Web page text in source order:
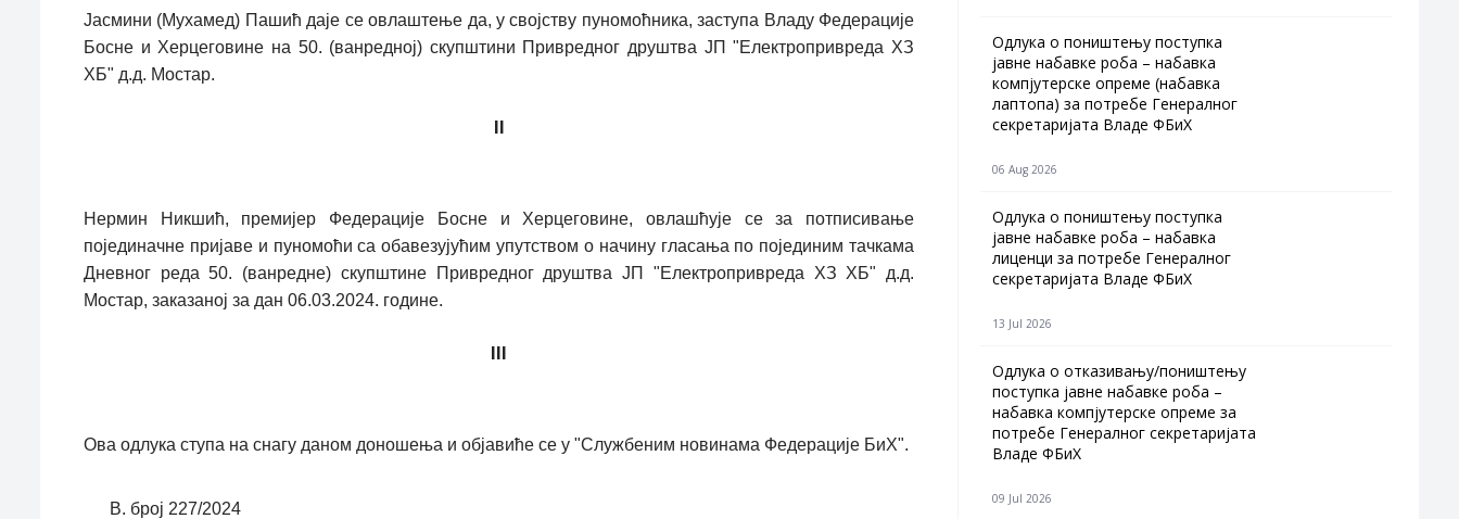
Јасмини (Мухамед) Пашић даје се овлаштење да, у својству пуномоћника, заступа Владу Федерације
Босне и Херцеговине на 50. (ванредној) скупштини Привредног друштва ЈП "Електропривреда ХЗ
ХБ" д.д. Мостар.
II
Нермин Никшић, премијер Федерације Босне и Херцеговине, овлашћује се за потписивање
појединачне пријаве и пуномоћи са обавезујућим упутством о начину гласања по појединим тачкама
Дневног реда 50. (ванредне) скупштине Привредног друштва ЈП "Електропривреда ХЗ ХБ" д.д.
Мостар, заказаној за дан 06.03.2024. године.
III
Ова одлука ступа на снагу даном доношења и објавиће се у "Службеним новинама Федерације БиХ".
В. број 227/2024
Одлука о поништењу поступка
јавне набавке роба – набавка
компјутерске опреме (набавка
лаптопа) за потребе Генералног
секретаријата Владе ФБиХ
06 Aug 2026
Одлука о поништењу поступка
јавне набавке роба – набавка
лиценци за потребе Генералног
секретаријата Владе ФБиХ
13 Jul 2026
Одлука о отказивању/поништењу
поступка јавне набавке роба –
набавка компјутерске опреме за
потребе Генералног секретаријата
Владе ФБиХ
09 Jul 2026